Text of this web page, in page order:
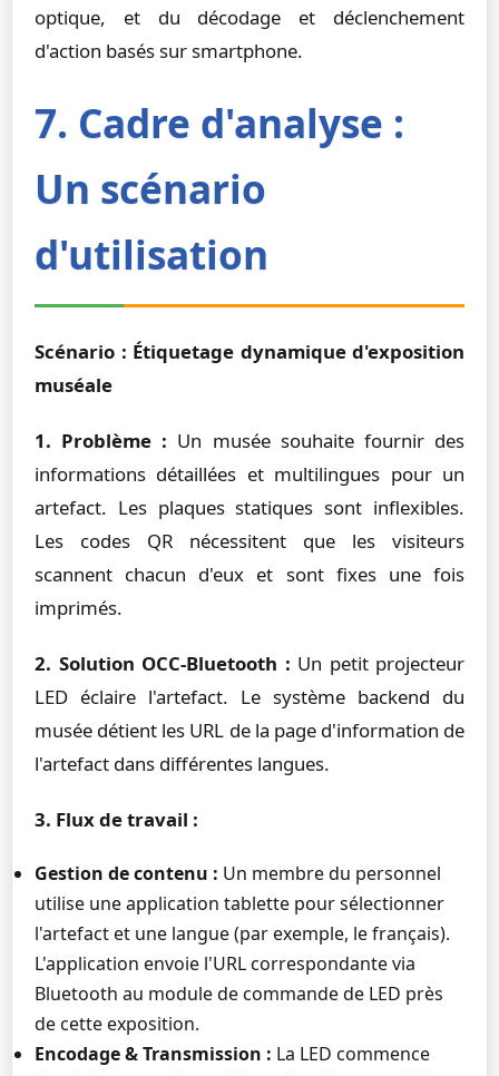
optique, et du décodage et déclenchement
d'action basés sur smartphone.
7. Cadre d'analyse :
Un scénario
d'utilisation
Scénario : Étiquetage dynamique d'exposition
muséale
1. Problème : Un musée souhaite fournir des
informations détaillées et multilingues pour un
artefact. Les plaques statiques sont inflexibles.
Les codes QR nécessitent que les visiteurs
scannent chacun d'eux et sont fixes une fois
imprimés.
2. Solution OCC-Bluetooth : Un petit projecteur
LED éclaire l'artefact. Le système backend du
musée détient les URL de la page d'information de
l'artefact dans différentes langues.
3. Flux de travail :
Gestion de contenu : Un membre du personnel
utilise une application tablette pour sélectionner
l'artefact et une langue (par exemple, le français).
L'application envoie l'URL correspondante via
Bluetooth au module de commande de LED près
de cette exposition.
Encodage & Transmission : La LED commence